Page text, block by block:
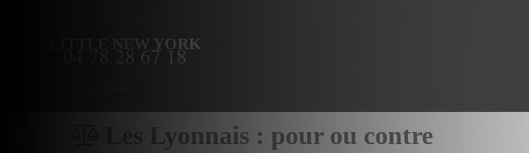
LITTLE NEW YORK
04 78 28 67 18
Les Lyonnais : pour ou contre